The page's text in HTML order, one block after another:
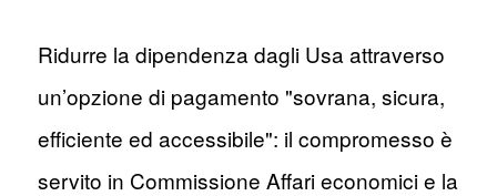
Ridurre la dipendenza dagli Usa attraverso
un’opzione di pagamento "sovrana, sicura,
efficiente ed accessibile": il compromesso è
servito in Commissione Affari economici e la